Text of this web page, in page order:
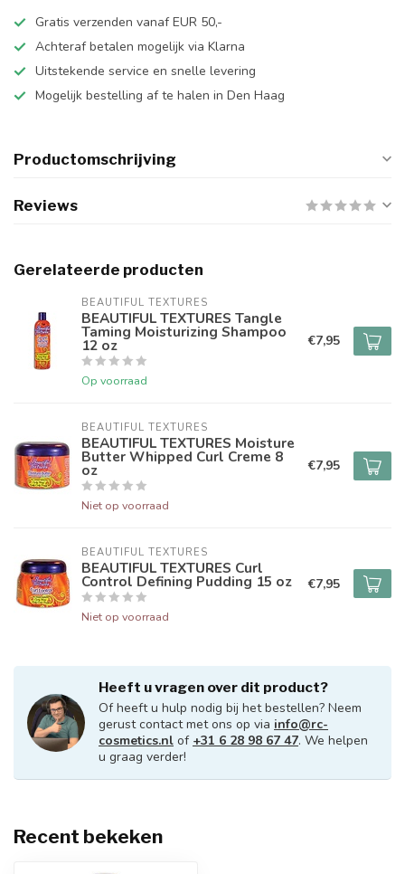
Gratis verzenden vanaf EUR 50,-
Achteraf betalen mogelijk via Klarna
Uitstekende service en snelle levering
Mogelijk bestelling af te halen in Den Haag
Productomschrijving
Reviews
Gerelateerde producten
BEAUTIFUL TEXTURES
BEAUTIFUL TEXTURES Tangle
Taming Moisturizing Shampoo
12 oz
Op voorraad
€7,95
BEAUTIFUL TEXTURES
BEAUTIFUL TEXTURES Moisture
Butter Whipped Curl Creme 8
oz
Niet op voorraad
€7,95
BEAUTIFUL TEXTURES
BEAUTIFUL TEXTURES Curl
Control Defining Pudding 15 oz
Niet op voorraad
€7,95
Heeft u vragen over dit product?
Of heeft u hulp nodig bij het bestellen? Neem
gerust contact met ons op via info@rc-
cosmetics.nl of +31 6 28 98 67 47. We helpen
u graag verder!
Recent bekeken